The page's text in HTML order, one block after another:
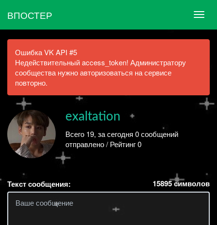
ВПОСТЕР
Ошибка VK API #5
Недействительный access_token! Администратору
сообщества нужно авторизоваться на сервисе
повторно.
exaltation
Всего 19, за сегодня 0 сообщений
отправлено / Рейтинг 0
Текст сообщения: 15895символов